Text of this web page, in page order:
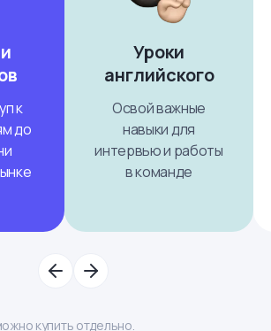
к
до
Уроки
английского
Освой важные
навыки для
интервью и работы
в команде
купить отдельно.